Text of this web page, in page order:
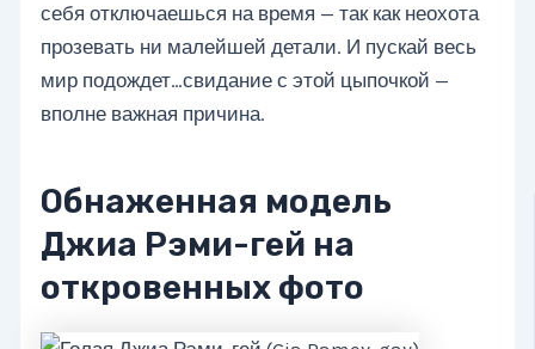
себя отключаешься на время — так как неохота
прозевать ни малейшей детали. И пускай весь
мир подождет…свидание с этой цыпочкой —
вполне важная причина.
Обнаженная модель
Джиа Рэми-гей на
откровенных фото